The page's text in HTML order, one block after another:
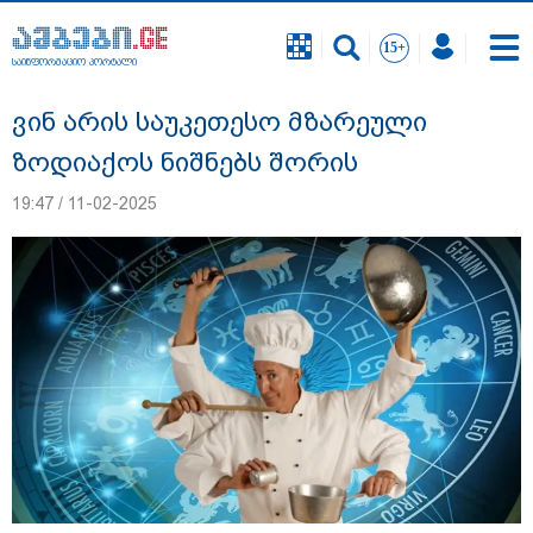
საინფორმაციო პორტალი
"ნატა ვიბლიანის საქმეზე საზოგადოება
უახლოეს დღეებში გაიგებს სიახლეს,
დაიდება პირველი მნიშვნელოვანი
შედეგი და ოფიციალურად ცნობენ
საინფორმაციო პორტალი
ვინ არის საუკეთესო მზარეული
ზოდიაქოს ნიშნებს შორის
19:47 / 11-02-2025